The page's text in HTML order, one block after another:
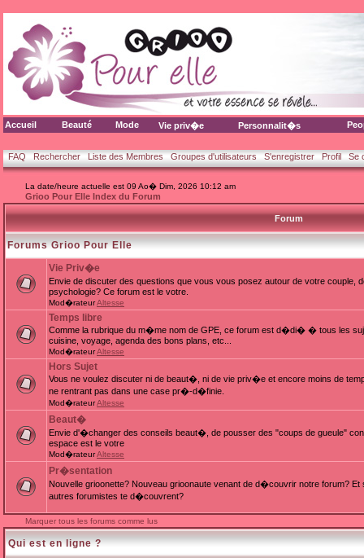
Accueil Beauté Mode Vie priv�e Personnalit�s
FAQ Rechercher Liste des Membres Groupes d'utilisateurs S'enregistrer Profil Se
La date/heure actuelle est 09 Ao� Dim, 2026 10:12 am
Grioo Pour Elle Index du Forum
Forum
Forums Grioo Pour Elle
Vie Priv�e
Envie de discuter des questions que vous vous posez autour de votre
psychologie? Ce forum est le votre.
Mod�rateurAltesse
Temps libre
Comme la rubrique du m�me nom de GPE, ce forum est d�di� � tous les
cuisine, voyage, agenda des bons plans, etc...
Mod�rateurAltesse
Hors Sujet
Vous ne voulez discuter ni de beaut�, ni de vie priv�e et encore moins de
ne rentrant pas dans une case pr�-d�finie.
Mod�rateurAltesse
Beaut�
Envie d'�changer des conseils beaut�, de pousser des "coups de gueule"
espace est le votre
Mod�rateurAltesse
Pr�sentation
Nouvelle grioonette? Nouveau grioonaute venant de d�couvrir notre forum?
autres forumistes te d�couvrent?
Marquer tous les forums comme lus
Qui est en ligne ?